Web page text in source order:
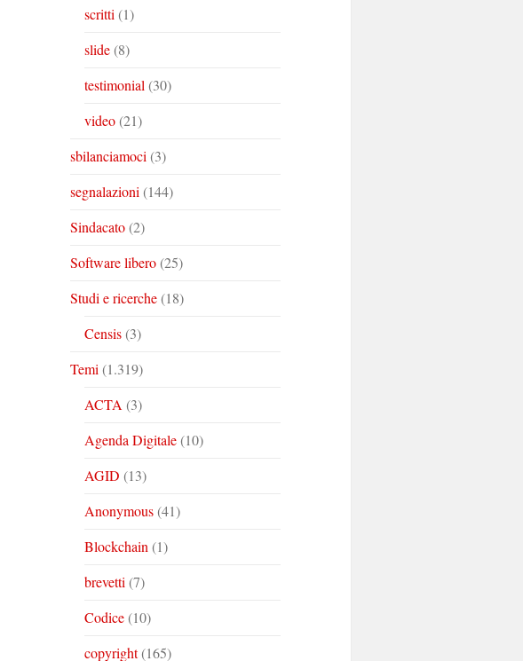
scritti (1)
slide(8)
testimonial (30)
video(21)
sbilanciamoci (3)
segnalazioni (144)
Sindacato(2)
Software libero(25)
Studi e ricerche(18)
Censis(3)
Temi (1.319)
ACTA (3)
Agenda Digitale(10)
AGID (13)
Anonymous(41)
Blockchain (1)
brevetti (7)
Codice(10)
copyright(165)